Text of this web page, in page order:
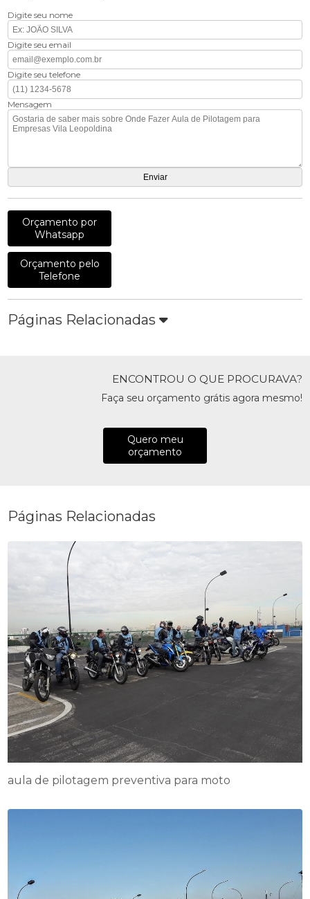
Digite seu nome
Digite seu email
Digite seu telefone
Mensagem
Orçamento por
Whatsapp
Orçamento pelo
Telefone
Páginas Relacionadas
ENCONTROU O QUE PROCURAVA?
Faça seu orçamento grátis agora mesmo!
Quero meu
orçamento
Páginas Relacionadas
aula de pilotagem preventiva para moto